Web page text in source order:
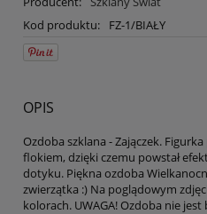
Kod produktu:
FZ-1/BIAŁY
OPIS
Ozdoba szklana - Zajączek.
flokiem, dzięki czemu powstał
dotyku. Piękna ozdoba
zwierzątka :) Na poglądowym
kolorach. UWAGA! Ozdoba nie